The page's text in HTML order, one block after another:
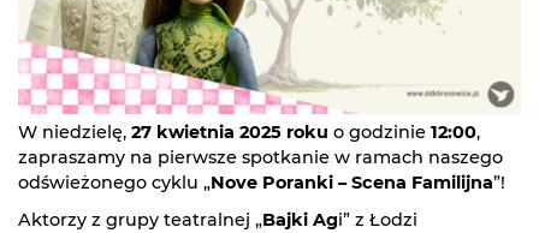
W niedzielę, 27 kwietnia 2025 roku o godzinie 12:00,
zapraszamy na pierwsze spotkanie w ramach naszego
odświeżonego cyklu „Nove Poranki – Scena Familijna”!
Aktorzy z grupy teatralnej „Bajki Agi” z Łodzi